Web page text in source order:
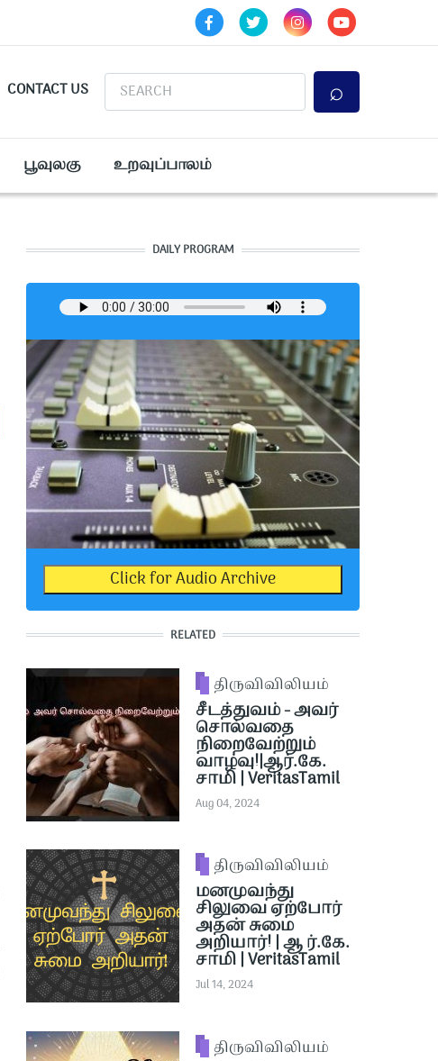
CONTACT US Search
பூவுலகு உறவுப்பாலம்
DAILY PROGRAM
Click for Audio Archive
RELATED
திருவிவிலியம்
சீடத்துவம் - அவர்
சொல்வதை
நிறைவேற்றும்
வாழ்வு!|ஆர்.கே.
சாமி | VeritasTamil
Aug 04, 2024
திருவிவிலியம்
மனமுவந்து
சிலுவை ஏற்போர்
அதன் சுமை
அறியார்! | ஆ ர்.கே.
சாமி | VeritasTamil
Jul 14, 2024
திருவிவிலியம்